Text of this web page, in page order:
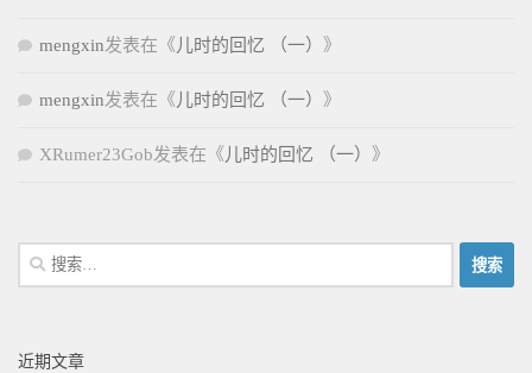
mengxin发表在《 儿时的回忆 （一） 》
mengxin发表在《 儿时的回忆 （一） 》
XRumer23Gob发表在《 儿时的回忆 （一） 》
搜
索：
近期文章